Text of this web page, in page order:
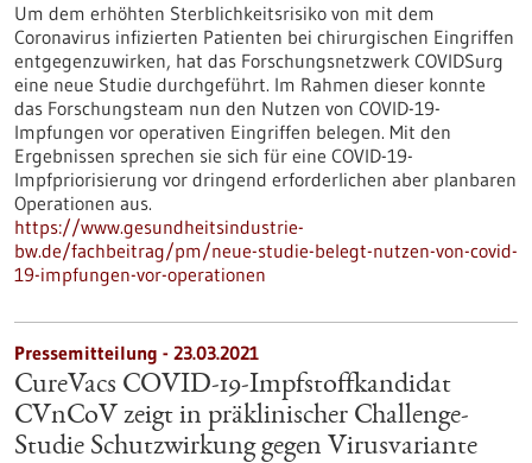
Um dem erhöhten Sterblichkeitsrisiko von mit dem
Coronavirus infizierten Patienten bei chirurgischen Eingriffen
entgegenzuwirken, hat das Forschungsnetzwerk COVIDSurg
eine neue Studie durchgeführt. Im Rahmen dieser konnte
das Forschungsteam nun den Nutzen von COVID-19-
Impfungen vor operativen Eingriffen belegen. Mit den
Ergebnissen sprechen sie sich für eine COVID-19-
Impfpriorisierung vor dringend erforderlichen aber planbaren
Operationen aus.
https://www.gesundheitsindustrie-
bw.de/fachbeitrag/pm/neue-studie-belegt-nutzen-von-covid-
19-impfungen-vor-operationen
Pressemitteilung - 23.03.2021
CureVacs COVID-19-Impfstoffkandidat
CVnCoV zeigt in präklinischer Challenge-
Studie Schutzwirkung gegen Virusvariante